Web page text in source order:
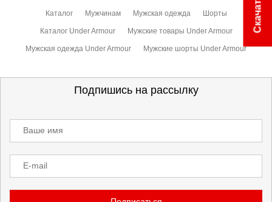
Каталог Мужчинам Мужская одежда Шорты
Каталог Under Armour Мужские товары Under Armour
Мужская одежда Under Armour Мужские шорты Under Armour
Подпишись на рассылку
Ваше имя
E-mail